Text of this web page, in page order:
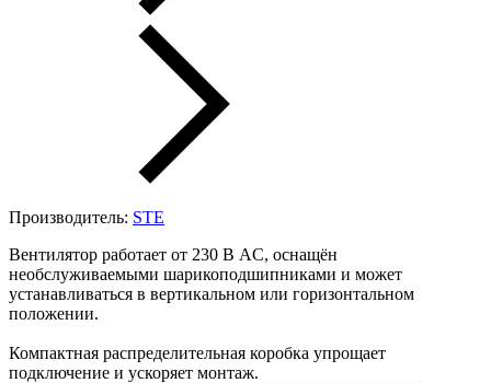
Производитель: STE
Вентилятор работает от 230 В AC, оснащён
необслуживаемыми шарикоподшипниками и может
устанавливаться в вертикальном или горизонтальном
положении.
Компактная распределительная коробка упрощает
подключение и ускоряет монтаж.